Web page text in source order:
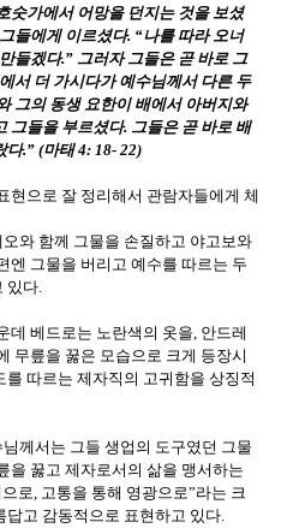
숫가에서 어망을 던지는 것을 보셨
들에게 이르셨다. “나를 따라 오너
들겠다.” 그러자 그들은 곧 바로 그
서 더 가시다가 예수님께서 다른 두
그의 동생 요한이 배에서 아버지와
그들을 부르셨다. 그들은 곧 바로 배
다.” (마태4: 18- 22)
현으로 잘 정리해서 관람자들에게 체
와 함께 그물을 손질하고 야고보와
엔 그물을 버리고 예수를 따르는 두
있다
데 베드로는 노란색의 옷을 안드레
무릎을 꿇은 모습으로 크게 등장시
따르는 제자직의 고귀함을 상징적
께서는 그들 생업의 도구였던 그물
을 꿇고 제자로서의 삶을 맹서하는
로 고통을 통해 영광으로”라는 크
고 감동적으로 표현하고 있다